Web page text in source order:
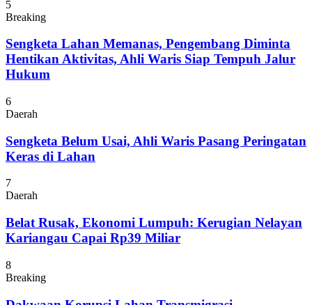
5
Breaking
Sengketa Lahan Memanas, Pengembang Diminta
Hentikan Aktivitas, Ahli Waris Siap Tempuh Jalur
Hukum
6
Daerah
Sengketa Belum Usai, Ahli Waris Pasang Peringatan
Keras di Lahan
7
Daerah
Belat Rusak, Ekonomi Lumpuh: Kerugian Nelayan
Kariangau Capai Rp39 Miliar
8
Breaking